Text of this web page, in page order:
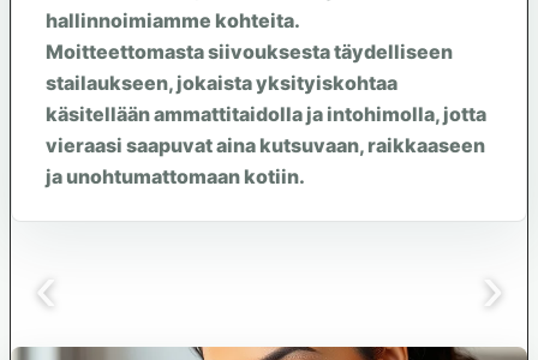
hallinnoimiamme kohteita.
Moitteettomasta siivouksesta täydelliseen
stailaukseen, jokaista yksityiskohtaa
käsitellään ammattitaidolla ja intohimolla, jotta
vieraasi saapuvat aina kutsuvaan, raikkaaseen
ja unohtumattomaan kotiin.
‹ ›